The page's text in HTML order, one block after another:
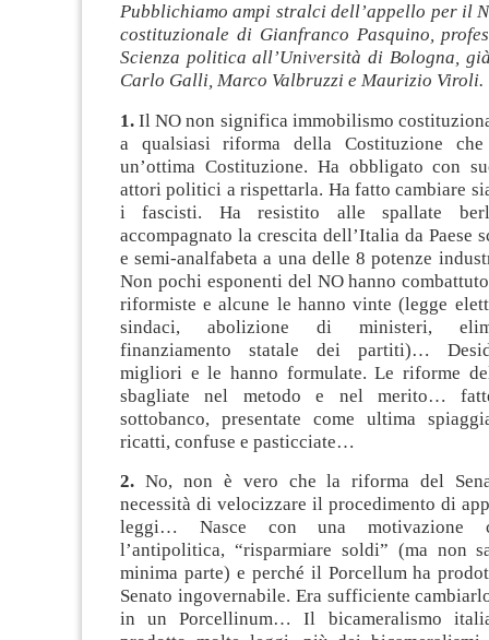
Pubblichiamo ampi stralci dell’appello per il
costituzionale di Gianfranco Pasquino,
Scienza politica all’Università di Bologna,
Carlo Galli, Marco Valbruzzi e Maurizio Viroli.
1. Il NO non significa immobilismo
a qualsiasi riforma della Costituzione che
un’ottima Costituzione. Ha obbligato con
attori politici a rispettarla. Ha fatto cambiare
i fascisti. Ha resistito alle spallate
accompagnato la crescita dell’Italia da Paese
e semi-analfabeta a una delle 8 potenze
Non pochi esponenti del NO hanno
riformiste e alcune le hanno vinte (legge
sindaci, abolizione di ministeri,
finanziamento statale dei partiti)…
migliori e le hanno formulate. Le riforme
sbagliate nel metodo e nel merito…
sottobanco, presentate come ultima
ricatti, confuse e pasticciate…
2. No, non è vero che la riforma del
necessità di velocizzare il procedimento di
leggi… Nasce con una motivazione
l’antipolitica, “risparmiare soldi” (ma non
minima parte) e perché il Porcellum ha
Senato ingovernabile. Era sufficiente
in un Porcellinum… Il bicameralismo